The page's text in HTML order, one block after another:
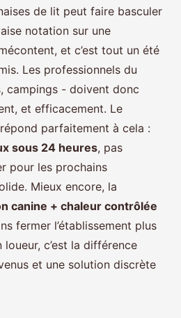
de lit peut faire basculer
notation sur une
et c’est tout un été
Les professionnels du
campings - doivent donc
et efficacement. Le
parfaitement à cela :
sous 24 heures, pas
pour les prochains
Mieux encore, la
canine + chaleur contrôlée
fermer l’établissement plus
loueur, c’est la différence
et une solution discrète